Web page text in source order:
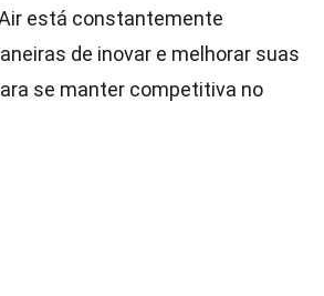
está constantemente
de inovar e melhorar suas
se manter competitiva no